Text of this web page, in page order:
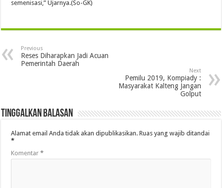
semenisasi,” Ujarnya.(So-GK)
Previous
Reses Diharapkan Jadi Acuan
Pemerintah Daerah
Next
Pemilu 2019, Kompiady :
Masyarakat Kalteng Jangan
Golput
Tinggalkan Balasan
Alamat email Anda tidak akan dipublikasikan. Ruas yang wajib ditandai
*
Komentar*